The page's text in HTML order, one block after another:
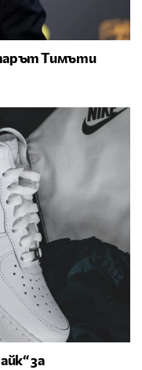
Тимъти
за